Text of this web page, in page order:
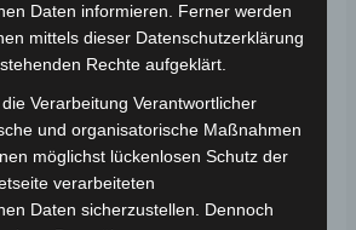
den 3-Rad Seniorenmobil VM4
links für optimale
Haltbarkeit. Weitere
Fahrzeug findest du hier:Volta
VM4 NEO.
Daten informieren. Ferner werden
mittels dieser Datenschutzerklärung
Rechte aufgeklärt.
Verarbeitung Verantwortlicher
und organisatorische Maßnahmen
möglichst lückenlosen Schutz der
verarbeiteten
Daten sicherzustellen. Dennoch